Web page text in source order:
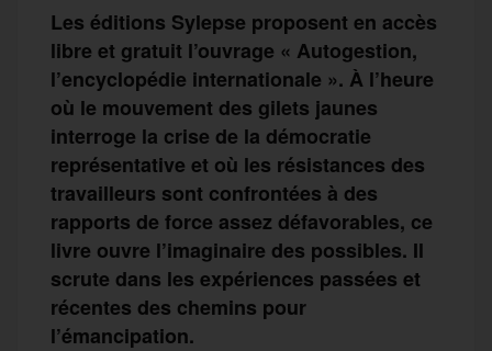
Les éditions Sylepse proposent en accès
libre et gratuit l’ouvrage « Autogestion,
l’encyclopédie internationale ». À l’heure
où le mouvement des gilets jaunes
interroge la crise de la démocratie
représentative et où les résistances des
travailleurs sont confrontées à des
rapports de force assez défavorables, ce
livre ouvre l’imaginaire des possibles. Il
scrute dans les expériences passées et
récentes des chemins pour
l’émancipation.